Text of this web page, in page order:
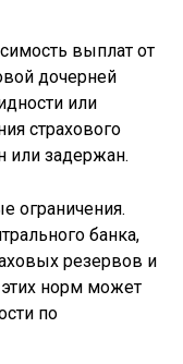
выплат от
дочерней
или
страхового
или задержан.
ограничения.
банка,
резервов и
норм может
по